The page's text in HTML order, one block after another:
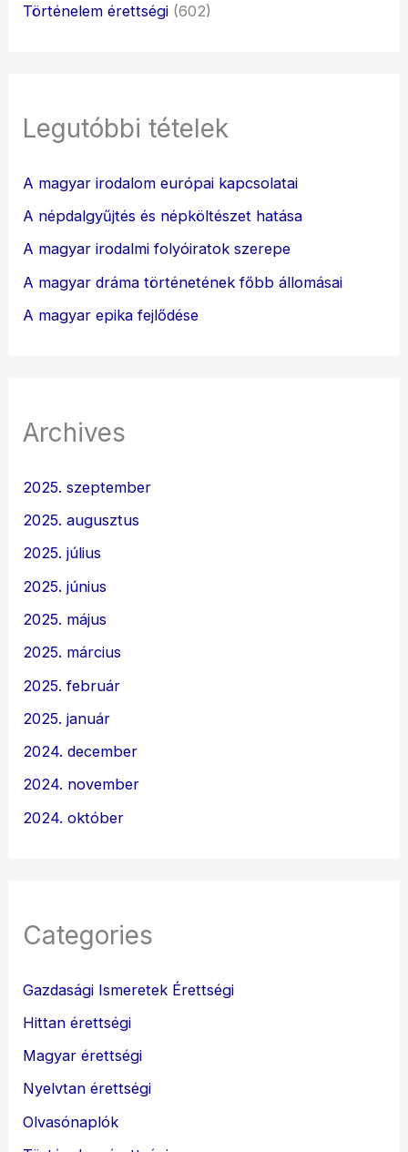
Történelem érettségi (602)
Legutóbbi tételek
A magyar irodalom európai kapcsolatai
A népdalgyűjtés és népköltészet hatása
A magyar irodalmi folyóiratok szerepe
A magyar dráma történetének főbb állomásai
A magyar epika fejlődése
Archives
2025. szeptember
2025. augusztus
2025. július
2025. június
2025. május
2025. március
2025. február
2025. január
2024. december
2024. november
2024. október
Categories
Gazdasági Ismeretek Érettségi
Hittan érettségi
Magyar érettségi
Nyelvtan érettségi
Olvasónaplók